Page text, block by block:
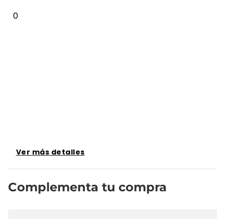
0
Ver más detalles
Complementa tu compra